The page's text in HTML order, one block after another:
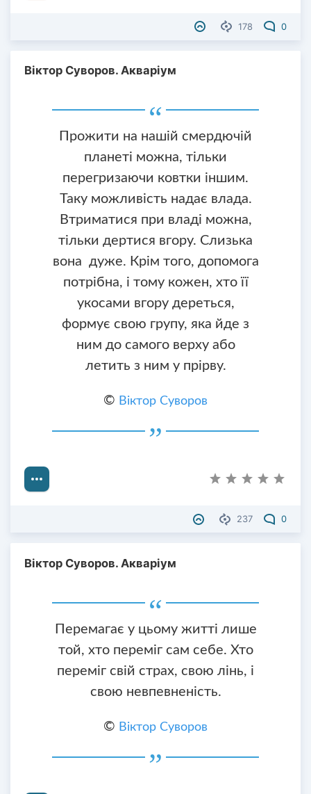
178 0
Віктор Суворов. Акваріум
Прожити на нашій смердючій
планеті можна, тільки
перегризаючи ковтки іншим.
Таку можливість надає влада.
Втриматися при владі можна,
тільки дертися вгору. Слизька
вона дуже. Крім того, допомога
потрібна, і тому кожен, хто її
укосами вгору дереться,
формує свою групу, яка йде з
ним до самого верху або
летить з ним у прірву.
© Віктор Суворов
237 0
Віктор Суворов. Акваріум
Перемагає у цьому житті лише
той, хто переміг сам себе. Хто
переміг свій страх, свою лінь, і
свою невпевненість.
© Віктор Суворов